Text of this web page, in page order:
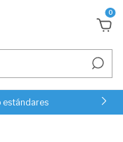
0
estándares